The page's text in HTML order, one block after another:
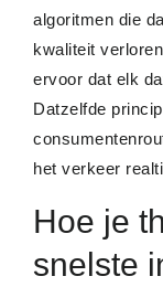
algoritmen die
kwaliteit
ervoor dat elk
Datzelfde
het verkeer
Hoe je
snelste